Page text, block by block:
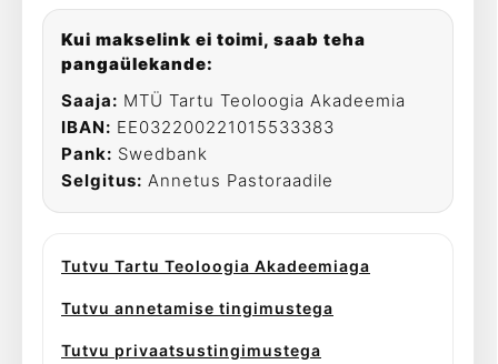
Kui makselink ei toimi, saab teha
pangaülekande:
Saaja: MTÜ Tartu Teoloogia Akadeemia
IBAN: EE032200221015533383
Pank: Swedbank
Selgitus: Annetus Pastoraadile
Tutvu Tartu Teoloogia Akadeemiaga
Tutvu annetamise tingimustega
Tutvu privaatsustingimustega